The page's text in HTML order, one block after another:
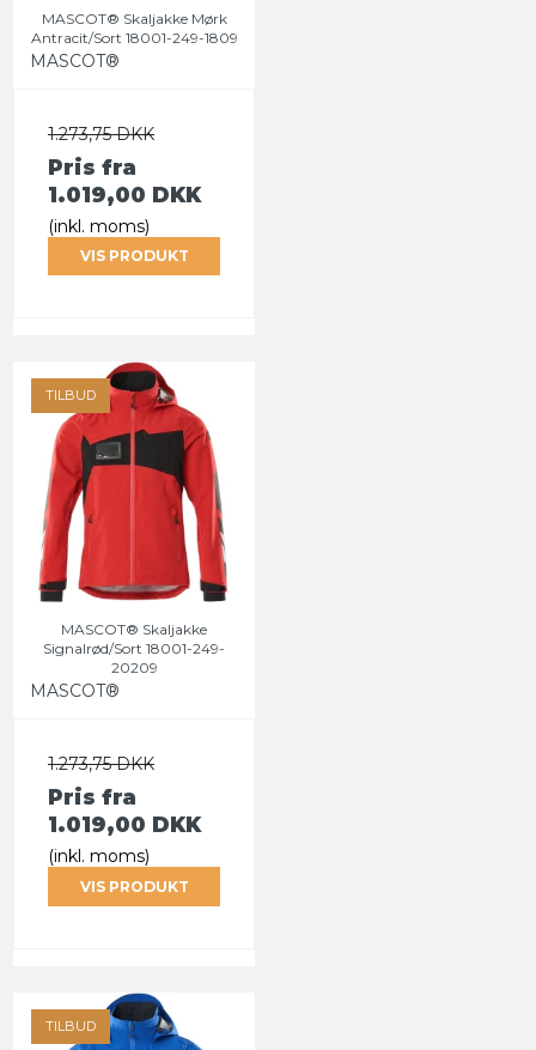
MASCOT® Skaljakke Mørk
Antracit/Sort 18001-249-1809
MASCOT®
1.273,75 DKK
Pris fra
1.019,00 DKK
(inkl. moms)
VIS PRODUKT
TILBUD
MASCOT® Skaljakke
Signalrød/Sort 18001-249-
20209
MASCOT®
1.273,75 DKK
Pris fra
1.019,00 DKK
(inkl. moms)
VIS PRODUKT
TILBUD